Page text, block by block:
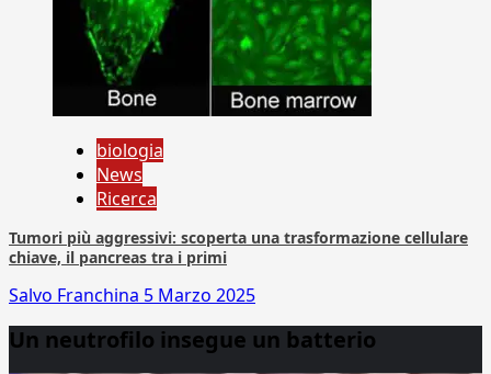
biologia
News
Ricerca
Tumori più aggressivi: scoperta una trasformazione cellulare
chiave, il pancreas tra i primi
Salvo Franchina 5 Marzo 2025
Un neutrofilo insegue un batterio